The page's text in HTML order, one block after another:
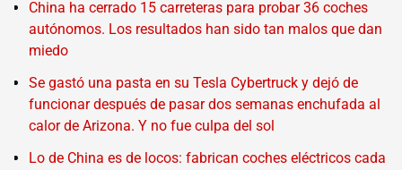
China ha cerrado 15 carreteras para probar 36 coches
autónomos. Los resultados han sido tan malos que dan
miedo
Se gastó una pasta en su Tesla Cybertruck y dejó de
funcionar después de pasar dos semanas enchufada al
calor de Arizona. Y no fue culpa del sol
Lo de China es de locos: fabrican coches eléctricos cada